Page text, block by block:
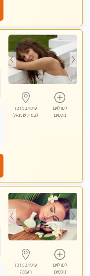
לפרטים
נוספים
עיסוי במרכז
גבעת שמואל
לפרטים
נוספים
עיסוי במרכז
רעננה